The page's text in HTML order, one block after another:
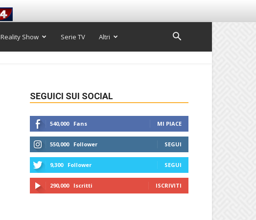
Reality Show Serie TV Altri
SEGUICI SUI SOCIAL
540,000 Fans MI PIACE
550,000 Follower SEGUI
9,300 Follower SEGUI
290,000 Iscritti ISCRIVITI